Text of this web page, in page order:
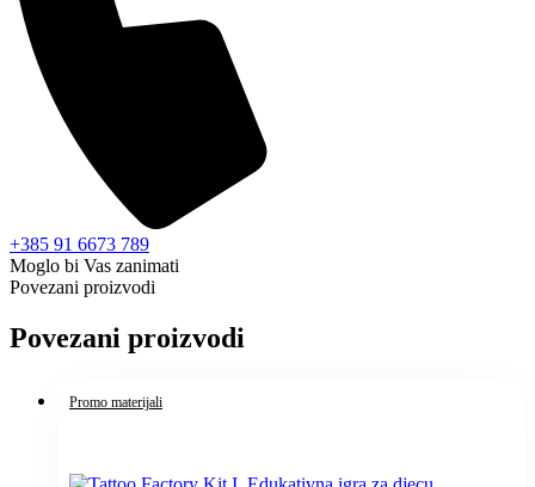
+385 91 6673 789
Moglo bi Vas zanimati
Povezani proizvodi
Povezani proizvodi
Promo materijali